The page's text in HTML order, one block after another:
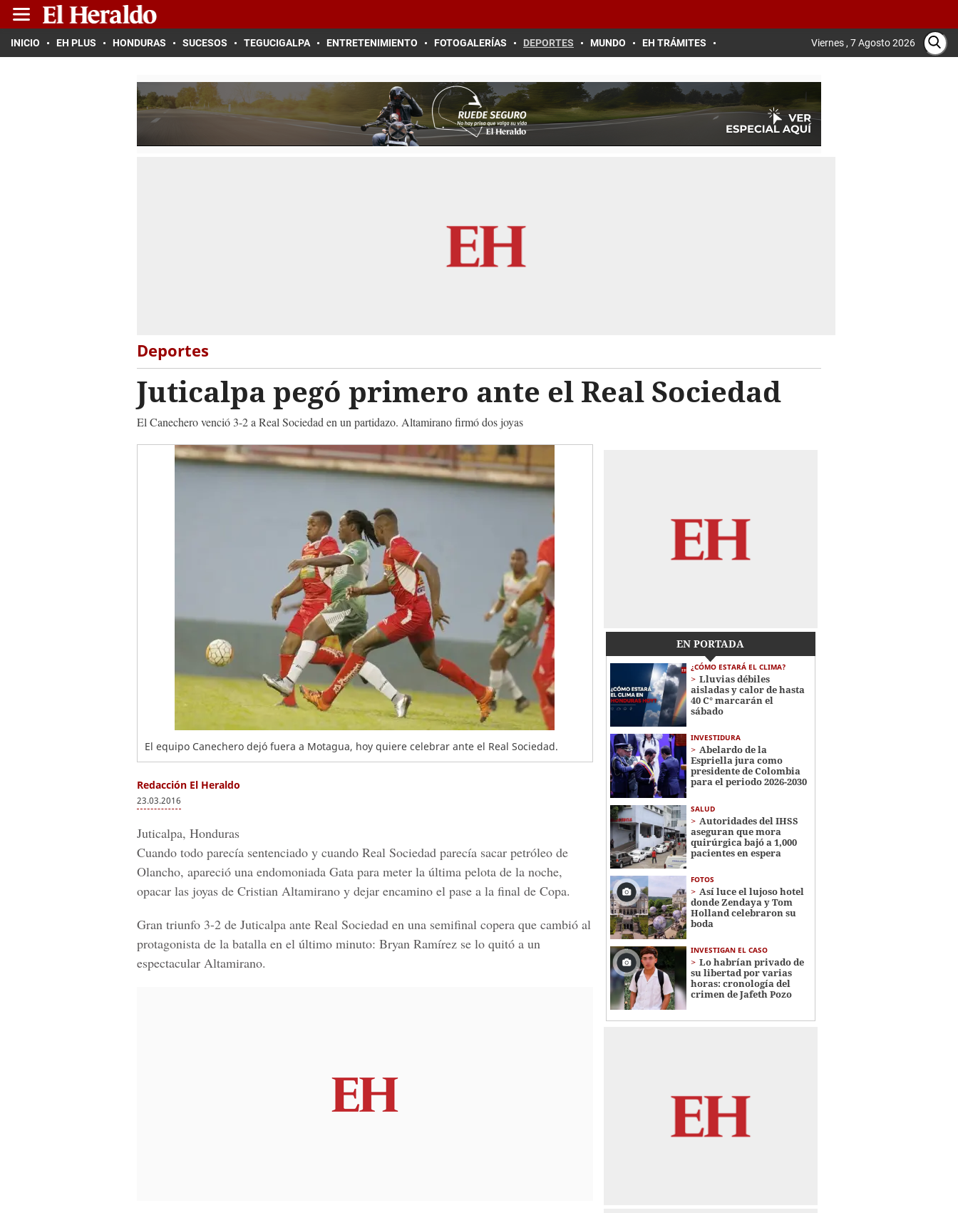
INICIO EH PLUS HONDURAS SUCESOS TEGUCIGALPA ENTRETENIMIENTO FOTOGALERÍAS DEPORTES MUNDO EH TRÁMITES Viernes , 7 Agosto 2026
Deportes
Juticalpa pegó primero ante el Real Sociedad
El Canechero venció 3-2 a Real Sociedad en un partidazo. Altamirano firmó dos joyas
El equipo Canechero dejó fuera a Motagua, hoy quiere celebrar ante el Real Sociedad.
Redacción El Heraldo
23.03.2016
Juticalpa, Honduras
Cuando todo parecía sentenciado y cuando Real Sociedad parecía sacar petróleo de
Olancho, apareció una endomoniada Gata para meter la última pelota de la noche,
opacar las joyas de Cristian Altamirano y dejar encamino el pase a la final de Copa.
Gran triunfo 3-2 de Juticalpa ante Real Sociedad en una semifinal copera que cambió al
protagonista de la batalla en el último minuto: Bryan Ramírez se lo quitó a un
espectacular Altamirano.
EN PORTADA
¿CÓMO ESTARÁ EL CLIMA?
Lluvias débiles
aisladas y calor de hasta
40 C° marcarán el
sábado
INVESTIDURA
Abelardo de la
Espriella jura como
presidente de Colombia
para el periodo 2026-2030
SALUD
Autoridades del IHSS
aseguran que mora
quirúrgica bajó a 1,000
pacientes en espera
FOTOS
Así luce el lujoso hotel
donde Zendaya y Tom
Holland celebraron su
boda
INVESTIGAN EL CASO
Lo habrían privado de
su libertad por varias
horas: cronología del
crimen de Jafeth Pozo